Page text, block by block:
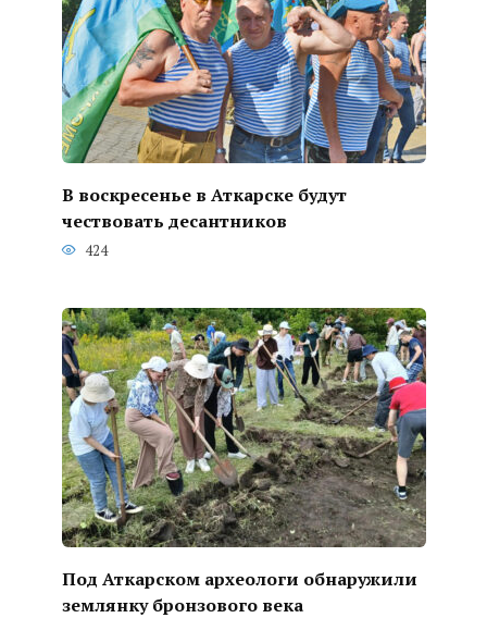
В воскресенье в Аткарске будут
чествовать десантников
424
Под Аткарском археологи обнаружили
землянку бронзового века